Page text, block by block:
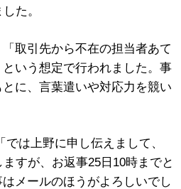
た。
取引先から不在の担当者あて
いう想定で行われました。事
に、言葉遣いや対応力を競い
では上野に申し伝えまして、
すが、お返事25日10時までと
メールのほうがよろしいでし